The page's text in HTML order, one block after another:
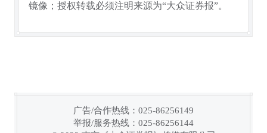
镜像；授权转载必须注明来源为“大众证券报”。
广告/合作热线：025-86256149
举报/服务热线：025-86256144
链接复制成功！